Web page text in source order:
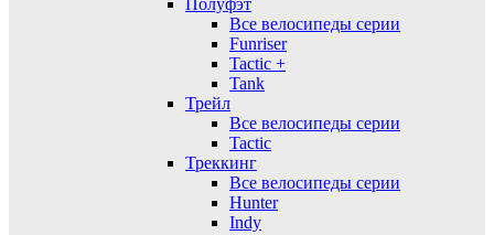
Полуфэт
Все велосипеды серии
Funriser
Tactic +
Tank
Трейл
Все велосипеды серии
Tactic
Треккинг
Все велосипеды серии
Hunter
Indy